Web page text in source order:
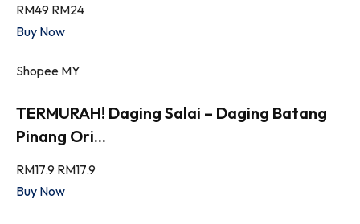
RM49 RM24
Buy Now
Shopee MY
TERMURAH! Daging Salai – Daging Batang
Pinang Ori...
RM17.9 RM17.9
Buy Now